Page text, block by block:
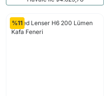
%11